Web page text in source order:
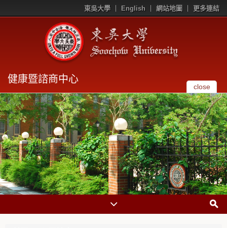
東吳大學 English 網站地圖 更多連結
健康暨諮商中心
close